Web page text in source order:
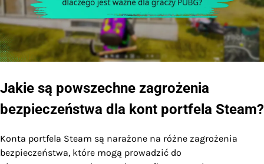
Jakie są powszechne zagrożenia
bezpieczeństwa dla kont portfela Steam?
Konta portfela Steam są narażone na różne zagrożenia
bezpieczeństwa, które mogą prowadzić do